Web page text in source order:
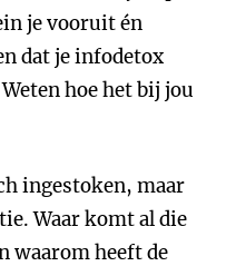
je vooruit én
dat je infodetox
hoe het bij jou
ingestoken, maar
Waar komt al die
waarom heeft de